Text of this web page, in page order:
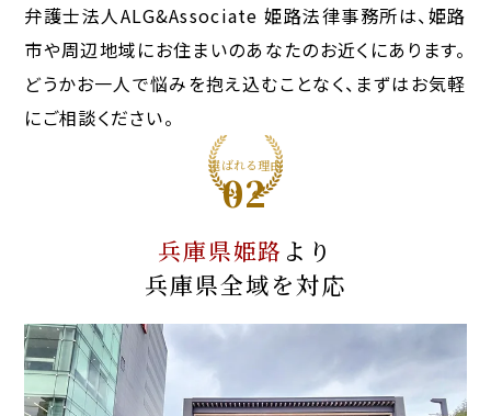
弁護士法人ALG&Associate 姫路法律事務所は、姫路
市や周辺地域にお住まいのあなたのお近くにあります。
どうかお一人で悩みを抱え込むことなく、まずはお気軽
にご相談ください。
選ばれる理由
02
兵庫県姫路 より
兵庫県全域を対応